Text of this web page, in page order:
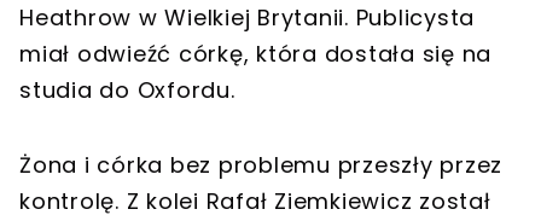
Heathrow w Wielkiej Brytanii. Publicysta
miał odwieźć córkę, która dostała się na
studia do Oxfordu.
Żona i córka bez problemu przeszły przez
kontrolę. Z kolei Rafał Ziemkiewicz został